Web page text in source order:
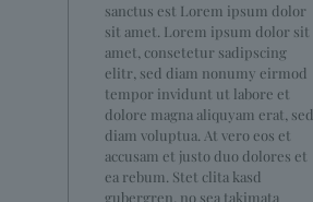
sanctus est Lorem ipsum dolor
sit amet. Lorem ipsum dolor sit
amet, consetetur sadipscing
elitr, sed diam nonumy eirmod
tempor invidunt ut labore et
dolore magna aliquyam erat, sed
diam voluptua. At vero eos et
accusam et justo duo dolores et
ea rebum. Stet clita kasd
gubergren, no sea takimata